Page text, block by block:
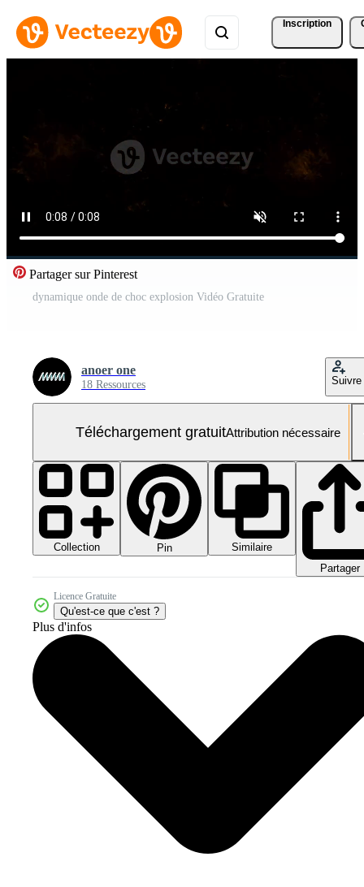
Inscription
Partager sur Pinterest
dynamique onde de choc explosion Vidéo Gratuite
anoer one
18 Ressources Suivre
Téléchargement gratuitAttribution nécessaire
Collection Pin
Similaire
Partager
Licence Gratuite
Qu'est-ce que c'est ?
Plus d'infos